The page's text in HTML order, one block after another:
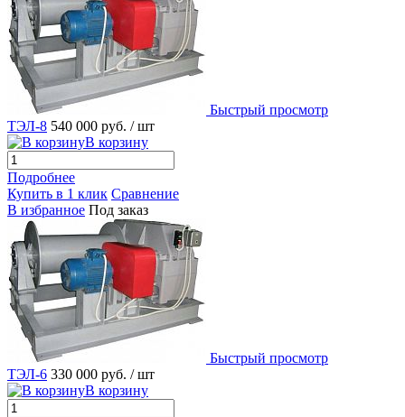
Быстрый просмотр
ТЭЛ-8 540 000 руб. / шт
В корзину
Подробнее
Купить в 1 клик Сравнение
В избранное Под заказ
Быстрый просмотр
ТЭЛ-6 330 000 руб. / шт
В корзину